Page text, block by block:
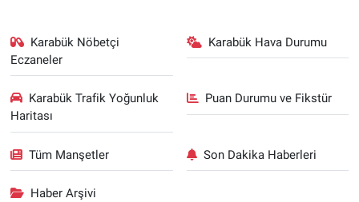
Karabük Nöbetçi
Eczaneler
Karabük Hava Durumu
Karabük Trafik Yoğunluk
Haritası
Puan Durumu ve Fikstür
Tüm Manşetler Son Dakika Haberleri
Haber Arşivi